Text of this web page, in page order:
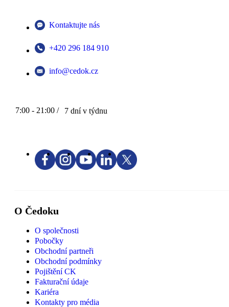
Kontaktujte nás
+420 296 184 910
info@cedok.cz
7:00 - 21:00 / 7 dní v týdnu
O Čedoku
O společnosti
Pobočky
Obchodní partneři
Obchodní podmínky
Pojištění CK
Fakturační údaje
Kariéra
Kontakty pro média